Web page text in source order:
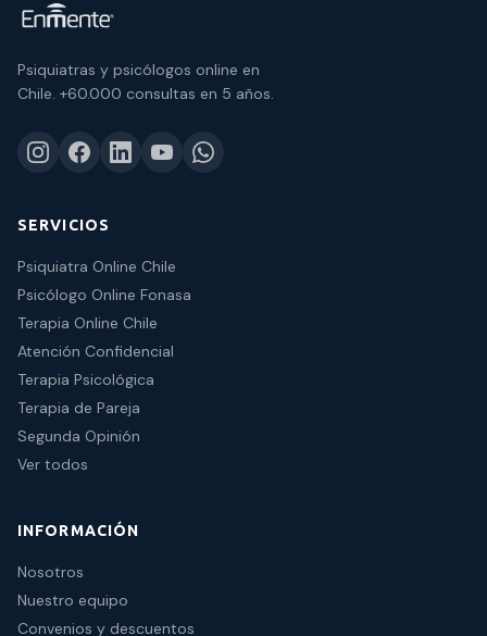
Psiquiatras y psicólogos online en
Chile. +60.000 consultas en 5 años.
SERVICIOS
Psiquiatra Online Chile
Psicólogo Online Fonasa
Terapia Online Chile
Atención Confidencial
Terapia Psicológica
Terapia de Pareja
Segunda Opinión
Ver todos
INFORMACIÓN
Nosotros
Nuestro equipo
Convenios y descuentos